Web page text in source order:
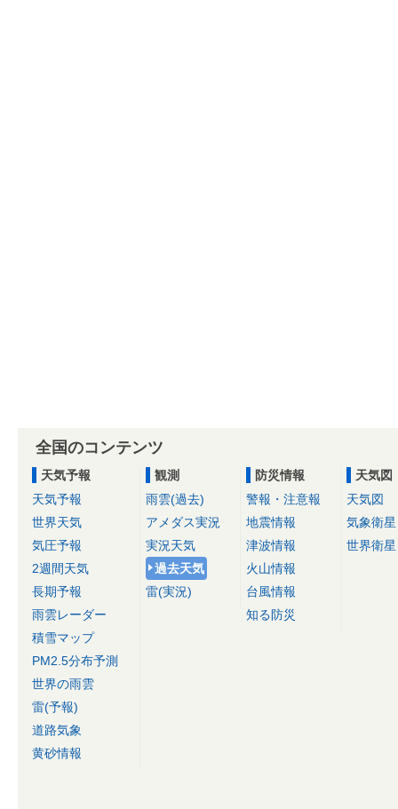
全国のコンテンツ
天気予報
天気予報
世界天気
気圧予報
2週間天気
長期予報
雨雲レーダー
積雪マップ
PM2.5分布予測
世界の雨雲
雷(予報)
道路気象
黄砂情報
観測
雨雲(過去)
アメダス実況
実況天気
過去天気
雷(実況)
防災情報
警報・注意報
地震情報
津波情報
火山情報
台風情報
知る防災
天気図
天気図
気象衛星
世界衛星